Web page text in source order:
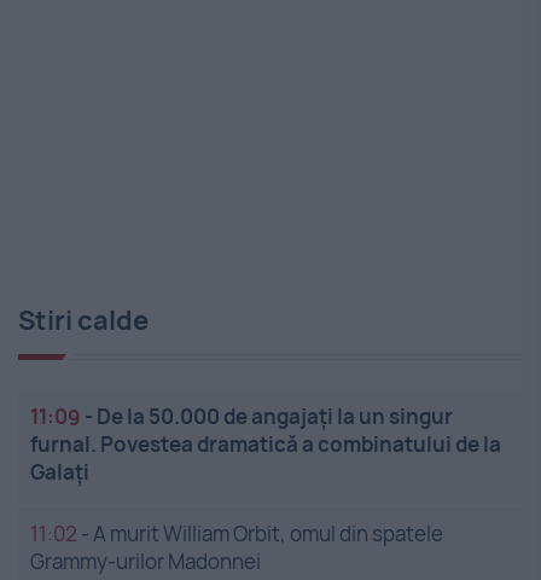
Stiri calde
11:09 - De la 50.000 de angajați la un singur
furnal. Povestea dramatică a combinatului de la
Galați
11:02 -A murit William Orbit, omul din spatele
Grammy-urilor Madonnei